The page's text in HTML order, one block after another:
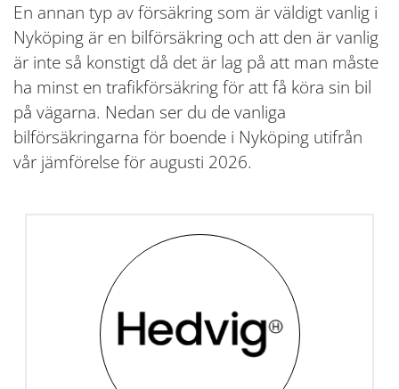
En annan typ av försäkring som är väldigt vanlig i
Nyköping är en bilförsäkring och att den är vanlig
är inte så konstigt då det är lag på att man måste
ha minst en trafikförsäkring för att få köra sin bil
på vägarna. Nedan ser du de vanliga
bilförsäkringarna för boende i Nyköping utifrån
vår jämförelse för augusti 2026.